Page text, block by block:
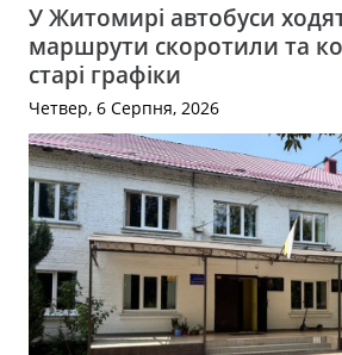
У Житомирі автобуси
маршрути скоротили та
старі графіки
Четвер, 6 Серпня, 2026